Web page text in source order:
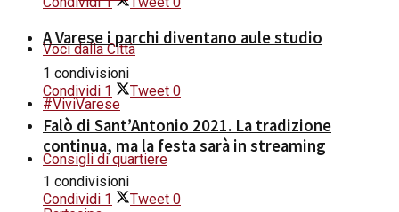
Voci dalla Città
#ViviVarese
Consigli di quartiere
A Varese i parchi diventano aule studio
1 condivisioni
Condividi 1 Tweet 0
Falò di Sant’Antonio 2021. La tradizione
continua, ma la festa sarà in streaming
1 condivisioni
Condividi 1 Tweet 0